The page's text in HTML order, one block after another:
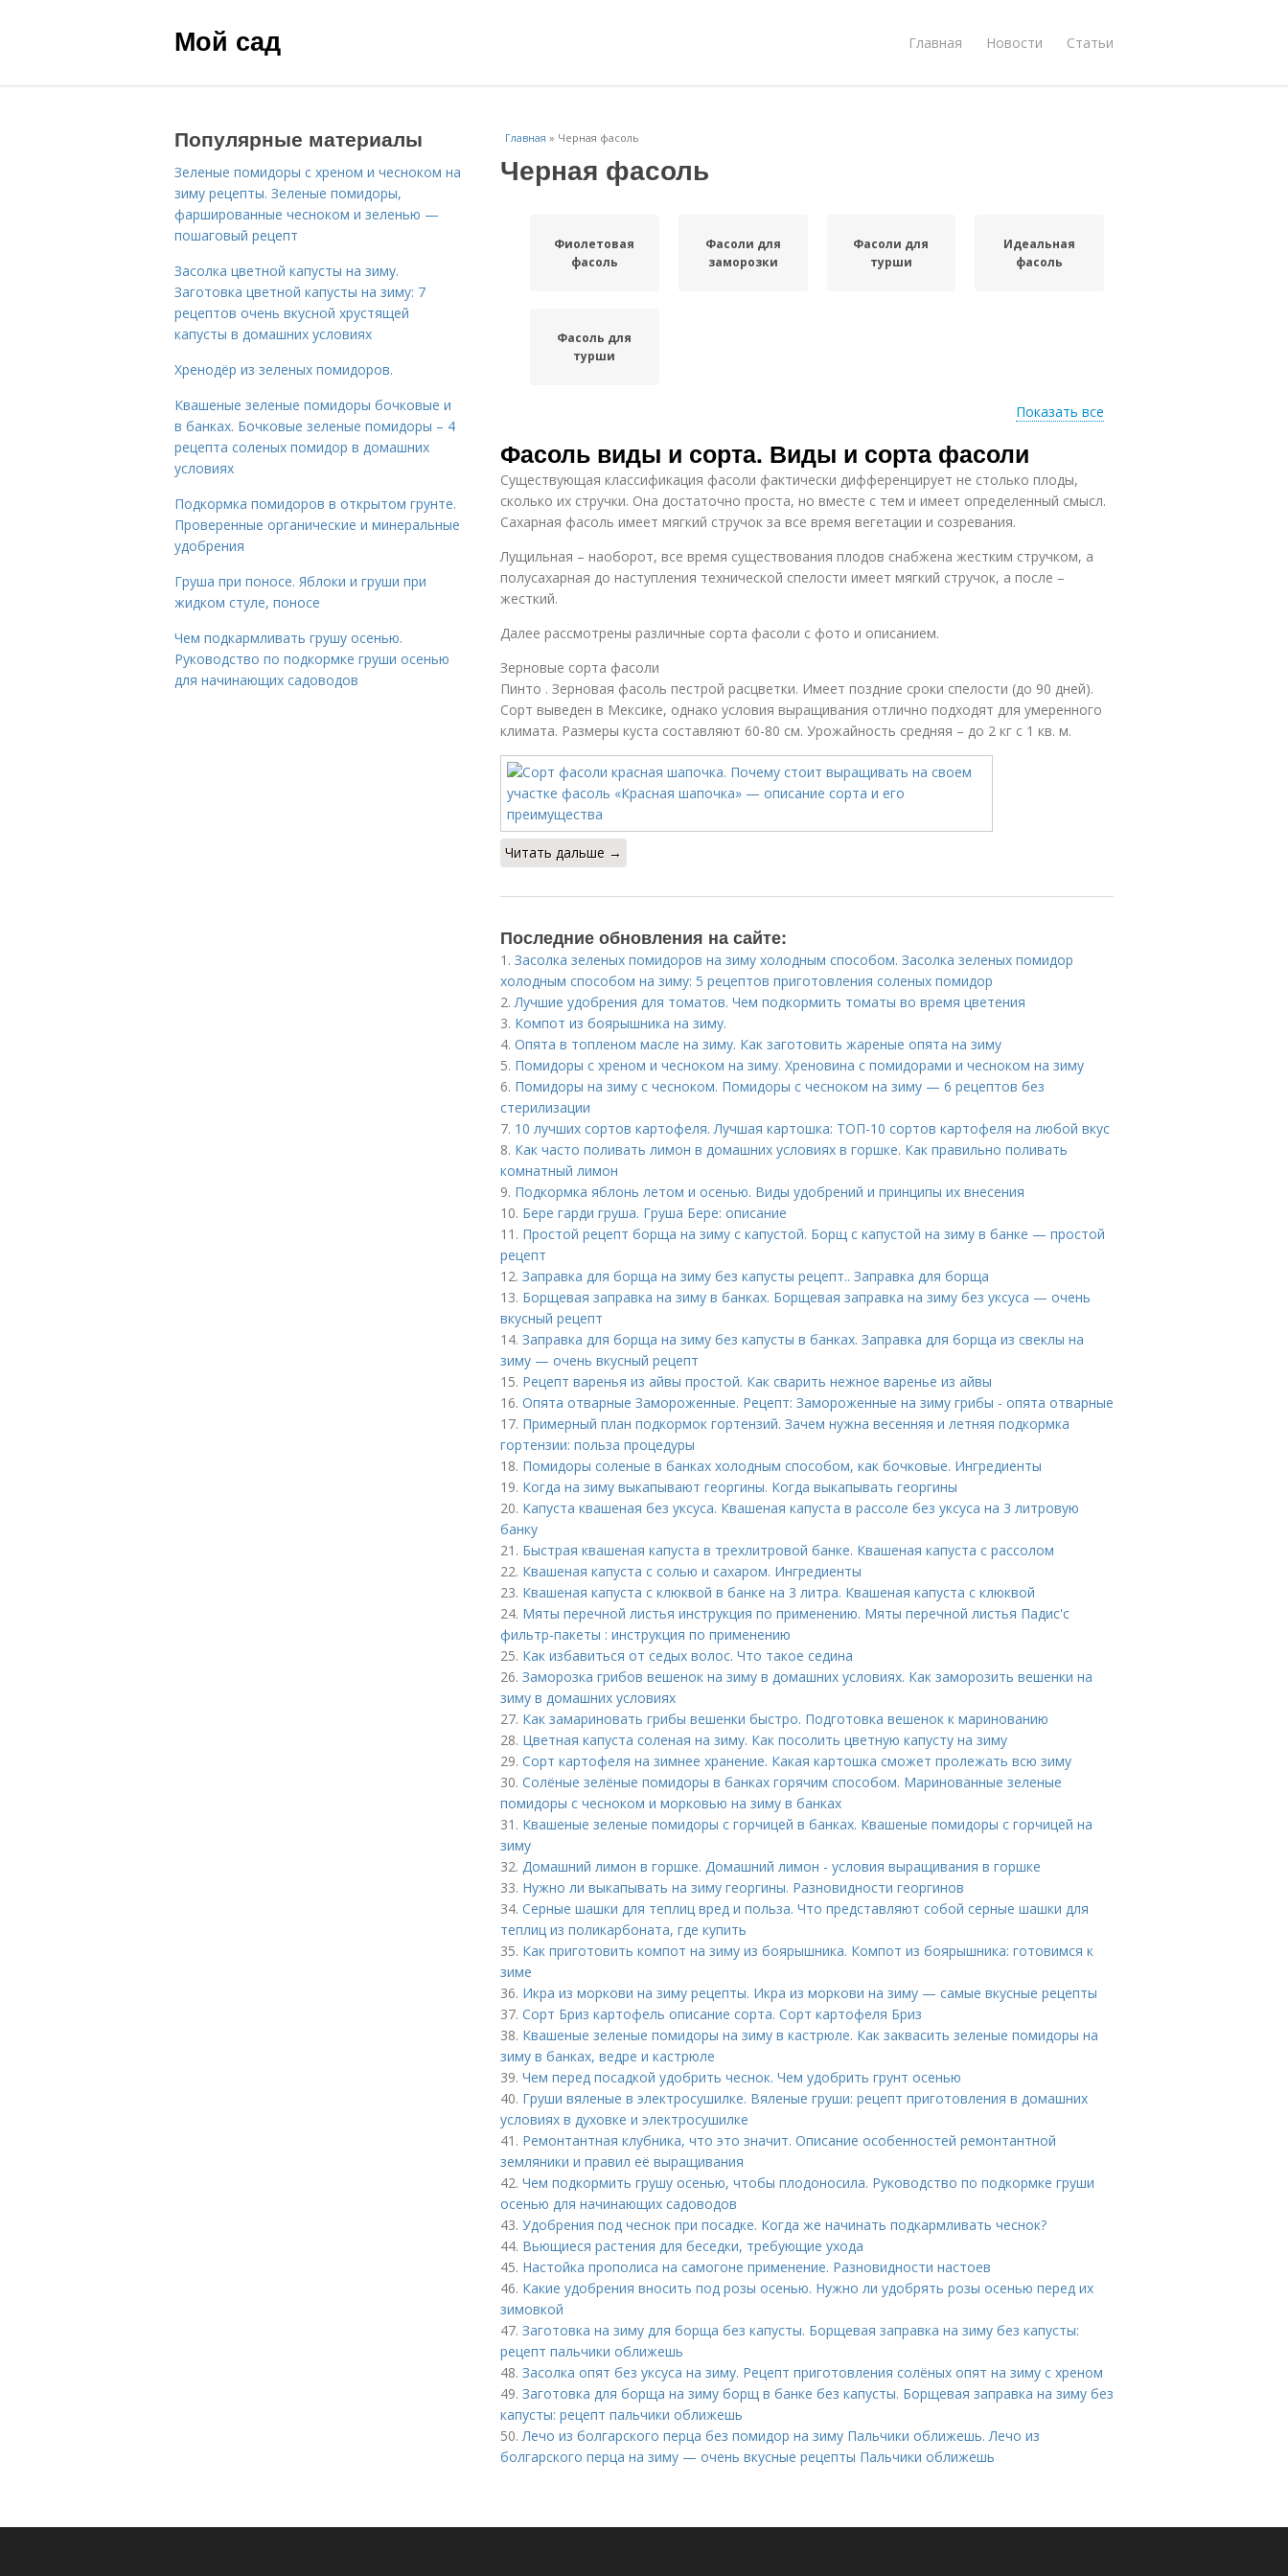
Мой сад Главная Новости Статьи
Главная » Черная фасоль
Черная фасоль
Фиолетовая
фасоль
Фасоли для
заморозки
Фасоли для
турши
Идеальная
фасоль
Фасоль для
турши
Показать все
Фасоль виды и сорта. Виды и сорта фасоли
Существующая классификация фасоли фактически дифференцирует не столько плоды,
сколько их стручки. Она достаточно проста, но вместе с тем и имеет определенный смысл.
Сахарная фасоль имеет мягкий стручок за все время вегетации и созревания.
Лущильная – наоборот, все время существования плодов снабжена жестким стручком, а
полусахарная до наступления технической спелости имеет мягкий стручок, а после –
жесткий.
Далее рассмотрены различные сорта фасоли с фото и описанием.
Зерновые сорта фасоли
Пинто . Зерновая фасоль пестрой расцветки. Имеет поздние сроки спелости (до 90 дней).
Сорт выведен в Мексике, однако условия выращивания отлично подходят для умеренного
климата. Размеры куста составляют 60-80 см. Урожайность средняя – до 2 кг с 1 кв. м.
Читать дальше →
Последние обновления на сайте:
1. Засолка зеленых помидоров на зиму холодным способом. Засолка зеленых помидор
холодным способом на зиму: 5 рецептов приготовления соленых помидор
2.Лучшие удобрения для томатов. Чем подкормить томаты во время цветения
3. Компот из боярышника на зиму.
4. Опята в топленом масле на зиму. Как заготовить жареные опята на зиму
5. Помидоры с хреном и чесноком на зиму. Хреновина с помидорами и чесноком на зиму
6. Помидоры на зиму с чесноком. Помидоры с чесноком на зиму — 6 рецептов без
стерилизации
7. 10 лучших сортов картофеля. Лучшая картошка: ТОП-10 сортов картофеля на любой вкус
8. Как часто поливать лимон в домашних условиях в горшке. Как правильно поливать
комнатный лимон
9. Подкормка яблонь летом и осенью. Виды удобрений и принципы их внесения
10. Бере гарди груша. Груша Бере: описание
11. Простой рецепт борща на зиму с капустой. Борщ с капустой на зиму в банке — простой
рецепт
12. Заправка для борща на зиму без капусты рецепт.. Заправка для борща
13. Борщевая заправка на зиму в банках. Борщевая заправка на зиму без уксуса — очень
вкусный рецепт
14. Заправка для борща на зиму без капусты в банках. Заправка для борща из свеклы на
зиму — очень вкусный рецепт
15. Рецепт варенья из айвы простой. Как сварить нежное варенье из айвы
16. Опята отварные Замороженные. Рецепт: Замороженные на зиму грибы - опята отварные
17. Примерный план подкормок гортензий. Зачем нужна весенняя и летняя подкормка
гортензии: польза процедуры
18. Помидоры соленые в банках холодным способом, как бочковые. Ингредиенты
19. Когда на зиму выкапывают георгины. Когда выкапывать георгины
20. Капуста квашеная без уксуса. Квашеная капуста в рассоле без уксуса на 3 литровую
банку
21. Быстрая квашеная капуста в трехлитровой банке. Квашеная капуста с рассолом
22. Квашеная капуста с солью и сахаром. Ингредиенты
23. Квашеная капуста с клюквой в банке на 3 литра. Квашеная капуста с клюквой
24. Мяты перечной листья инструкция по применению. Мяты перечной листья Падис'с
фильтр-пакеты : инструкция по применению
25. Как избавиться от седых волос. Что такое седина
26. Заморозка грибов вешенок на зиму в домашних условиях. Как заморозить вешенки на
зиму в домашних условиях
27. Как замариновать грибы вешенки быстро. Подготовка вешенок к маринованию
28. Цветная капуста соленая на зиму. Как посолить цветную капусту на зиму
29. Сорт картофеля на зимнее хранение. Какая картошка сможет пролежать всю зиму
30. Солёные зелёные помидоры в банках горячим способом. Маринованные зеленые
помидоры с чесноком и морковью на зиму в банках
31. Квашеные зеленые помидоры с горчицей в банках. Квашеные помидоры с горчицей на
зиму
32. Домашний лимон в горшке. Домашний лимон - условия выращивания в горшке
33. Нужно ли выкапывать на зиму георгины. Разновидности георгинов
34. Серные шашки для теплиц вред и польза. Что представляют собой серные шашки для
теплиц из поликарбоната, где купить
35. Как приготовить компот на зиму из боярышника. Компот из боярышника: готовимся к
зиме
36. Икра из моркови на зиму рецепты. Икра из моркови на зиму — самые вкусные рецепты
37. Сорт Бриз картофель описание сорта. Сорт картофеля Бриз
38. Квашеные зеленые помидоры на зиму в кастрюле. Как заквасить зеленые помидоры на
зиму в банках, ведре и кастрюле
39. Чем перед посадкой удобрить чеснок. Чем удобрить грунт осенью
40. Груши вяленые в электросушилке. Вяленые груши: рецепт приготовления в домашних
условиях в духовке и электросушилке
41. Ремонтантная клубника, что это значит. Описание особенностей ремонтантной
земляники и правил её выращивания
42. Чем подкормить грушу осенью, чтобы плодоносила. Руководство по подкормке груши
осенью для начинающих садоводов
43. Удобрения под чеснок при посадке. Когда же начинать подкармливать чеснок?
44. Вьющиеся растения для беседки, требующие ухода
45. Настойка прополиса на самогоне применение. Разновидности настоев
46. Какие удобрения вносить под розы осенью. Нужно ли удобрять розы осенью перед их
зимовкой
47. Заготовка на зиму для борща без капусты. Борщевая заправка на зиму без капусты:
рецепт пальчики оближешь
48. Засолка опят без уксуса на зиму. Рецепт приготовления солёных опят на зиму с хреном
49. Заготовка для борща на зиму борщ в банке без капусты. Борщевая заправка на зиму без
капусты: рецепт пальчики оближешь
50.Лечо из болгарского перца без помидор на зиму Пальчики оближешь. Лечо из
болгарского перца на зиму — очень вкусные рецепты Пальчики оближешь
Популярные материалы
Зеленые помидоры с хреном и чесноком на
зиму рецепты. Зеленые помидоры,
фаршированные чесноком и зеленью —
пошаговый рецепт
Засолка цветной капусты на зиму.
Заготовка цветной капусты на зиму: 7
рецептов очень вкусной хрустящей
капусты в домашних условиях
Хренодёр из зеленых помидоров.
Квашеные зеленые помидоры бочковые и
в банках. Бочковые зеленые помидоры – 4
рецепта соленых помидор в домашних
условиях
Подкормка помидоров в открытом грунте.
Проверенные органические и минеральные
удобрения
Груша при поносе. Яблоки и груши при
жидком стуле, поносе
Чем подкармливать грушу осенью.
Руководство по подкормке груши осенью
для начинающих садоводов